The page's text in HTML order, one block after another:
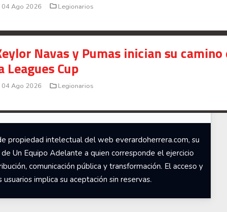
04 Ago 2026 Legionarios
Navas y Pumas inician su camino
Leagues Cup
04 Ago 2026 Legionarios
propiedad intelectual del web everardoherrera.com, su
Un Equipo Adelante a quien corresponde el ejercicio
comunicación pública y transformación. El acceso y
implica su aceptación sin reservas.